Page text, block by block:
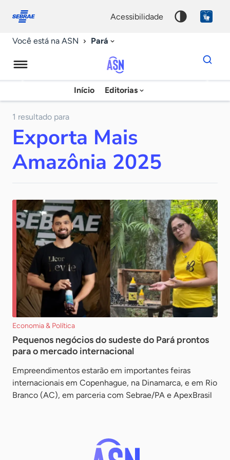
conosco
acessibilidade
Você está na ASN Pará
Agência
Sebrae
Notícias
Início Editorias
Dados
para
chave
1 resultado para
Exporta Mais
Amazônia 2025
Economia & Política
Pequenos negócios do sudeste do Pará prontos
para o mercado internacional
Empreendimentos estarão em importantes feiras
internacionais em Copenhague, na Dinamarca, e em Rio
Branco (AC), em parceria com Sebrae/PA e ApexBrasil